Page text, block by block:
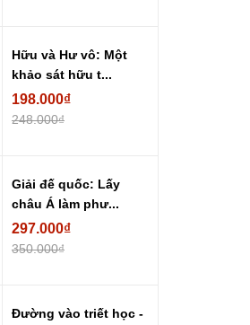
Hữu và Hư vô: Một
khảo sát hữu t...
198.000₫
248.000₫
Giải đế quốc: Lấy
châu Á làm phư...
297.000₫
350.000₫
Đường vào triết học -